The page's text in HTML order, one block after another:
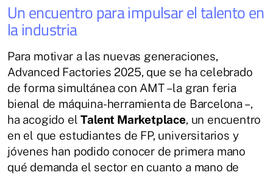
Un encuentro para impulsar el talento en
la industria
Para motivar a las nuevas generaciones,
Advanced Factories 2025, que se ha celebrado
de forma simultánea con AMT – la gran feria
bienal de máquina-herramienta de Barcelona –,
ha acogido elTalent Marketplace, un encuentro
en el que estudiantes de FP, universitarios y
jóvenes han podido conocer de primera mano
qué demanda el sector en cuanto a mano de